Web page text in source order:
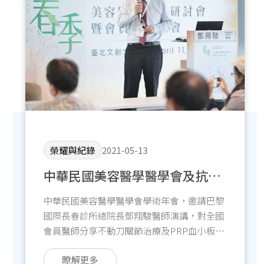
線上預約
榮耀與紀錄 2021-05-13
中華民國美容醫學醫學會及抗老
化學術論壇
中華民國美容醫學醫學會學術年會，邀請巴黎
國際長春診所總院長鄧翔駿醫師演講，對全國
會員醫師分享不動刀關節治療及PRP血小板濃
縮治療實證醫學。
瞭解更多